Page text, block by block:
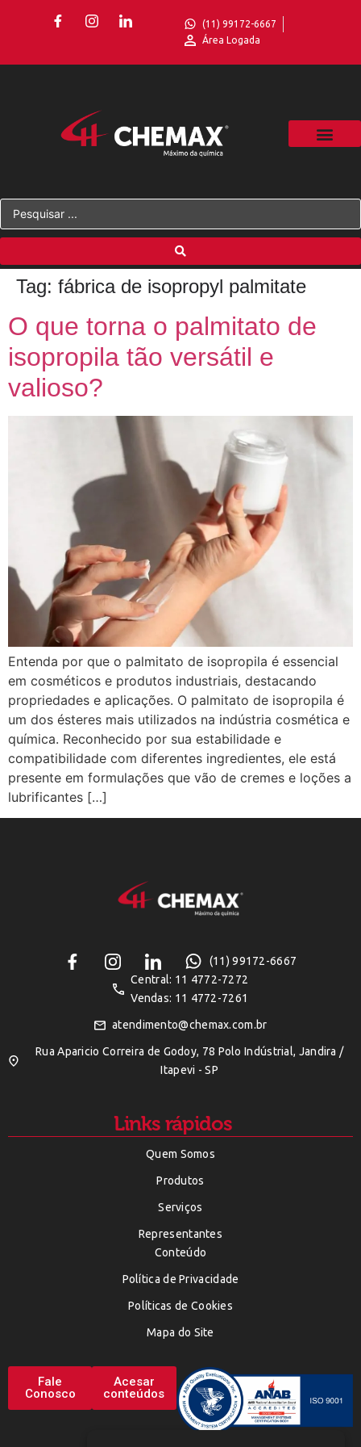
(11) 99172-6667
Área Logada
Tag: fábrica de isopropyl palmitate
O que torna o palmitato de
isopropila tão versátil e
valioso?
Entenda por que o palmitato de isopropila é essencial
em cosméticos e produtos industriais, destacando
propriedades e aplicações. O palmitato de isopropila é
um dos ésteres mais utilizados na indústria cosmética e
química. Reconhecido por sua estabilidade e
compatibilidade com diferentes ingredientes, ele está
presente em formulações que vão de cremes e loções a
lubrificantes […]
(11) 99172-6667
Central: 11 4772-7272
Vendas: 11 4772-7261
atendimento@chemax.com.br
Rua Aparicio Correira de Godoy, 78 Polo Indústrial, Jandira /
Itapevi - SP
Links rápidos
Quem Somos
Produtos
Serviços
Representantes
Conteúdo
Política de Privacidade
Políticas de Cookies
Mapa do Site
Fale
Conosco
Acesar
conteúdos